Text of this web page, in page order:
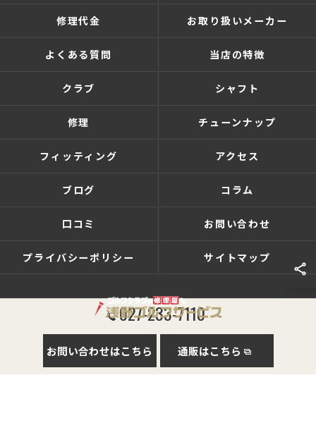
027-233-7110
お問い合わせはこちら 通販はこちら
修理代金 お取り扱いメーカー
よくある質問 当店の特徴
クラブ シャフト
修理 チューンナップ
フィッティング アクセス
ブログ コラム
口コミ お問い合わせ
プライバシーポリシー サイトマップ
© 2026 群馬県前橋のゴルフショップなら有限会社浅野ゴルフサービス ALL RIGHTS